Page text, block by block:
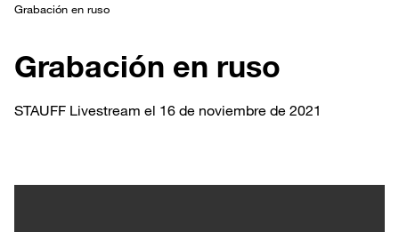
Grabación en ruso
Grabación en ruso
STAUFF Livestream el 16 de noviembre de 2021